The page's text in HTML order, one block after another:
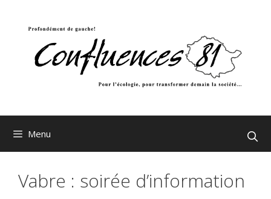
Menu
Vabre : soirée d’information